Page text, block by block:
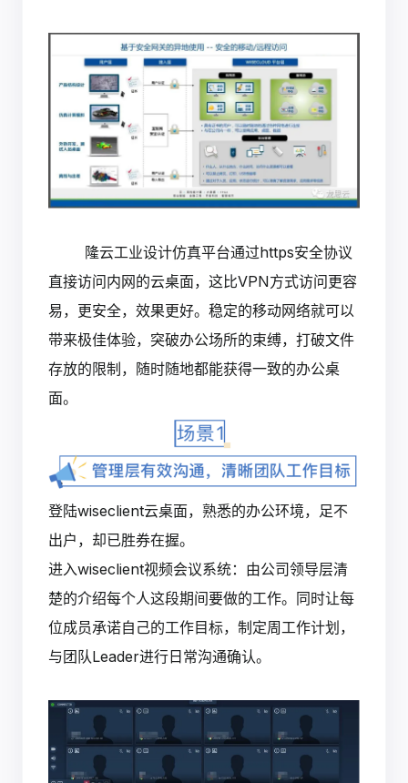
隆云工业设计仿真平台通过https安全协议
直接访问内网的云桌面，这比VPN方式访问更容
易，更安全，效果更好。稳定的移动网络就可以
带来极佳体验，突破办公场所的束缚，打破文件
存放的限制，随时随地都能获得一致的办公桌
面。
登陆wiseclient云桌面，熟悉的办公环境，足不
出户，却已胜券在握。
进入wiseclient视频会议系统：由公司领导层清
楚的介绍每个人这段期间要做的工作。同时让每
位成员承诺自己的工作目标，制定周工作计划，
与团队Leader进行日常沟通确认。